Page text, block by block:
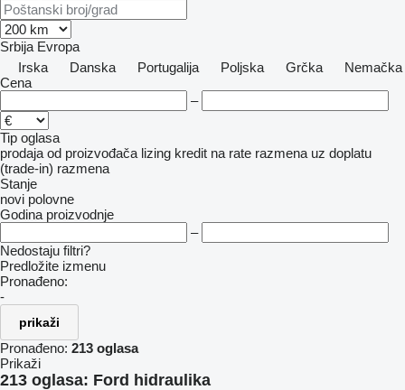
Srbija Evropa
Irska
Danska Portugalija Poljska Grčka
Nemačka
Cena
–
Tip oglasa
prodaja od proizvođača lizing kredit na rate razmena uz doplatu
(trade-in) razmena
Stanje
novi polovne
Godina proizvodnje
–
Nedostaju filtri?
Predložite izmenu
Pronađeno:
-
prikaži
Pronađeno: 213 oglasa
Prikaži
213 oglasa: Ford hidraulika